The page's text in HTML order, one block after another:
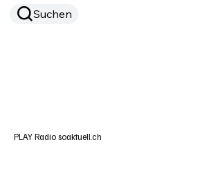
Suchen
PLAY Radio soaktuell.ch